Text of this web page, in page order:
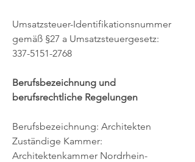
Umsatzsteuer-Identifikationsnummer
gemäß §27 a Umsatzsteuergesetz:
337-5151-2768
Berufsbezeichnung und
berufsrechtliche Regelungen
Berufsbezeichnung: Architekten
Zuständige Kammer:
Architektenkammer Nordrhein-